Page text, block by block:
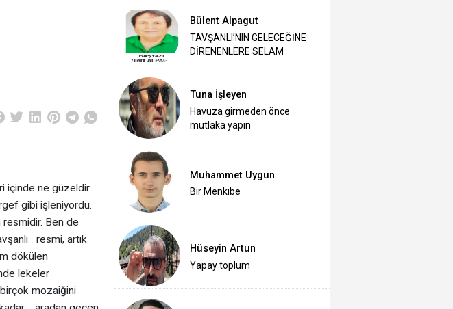
içinde ne güzeldir
gibi işleniyordu.
Ben de
resmi, artık
dökülen
lekeler
birçok mozaiğini
Bülent Alpagut
TAVŞANLI’NIN GELECEĞİNE
DİRENENLERE SELAM
Tuna İşleyen
Havuza girmeden önce
mutlaka yapın
Muhammet Uygun
Bir Menkıbe
Hüseyin Artun
Yapay toplum